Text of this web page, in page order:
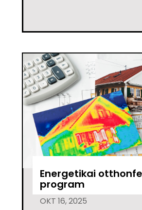
Energetikai
program
OKT 16, 2025